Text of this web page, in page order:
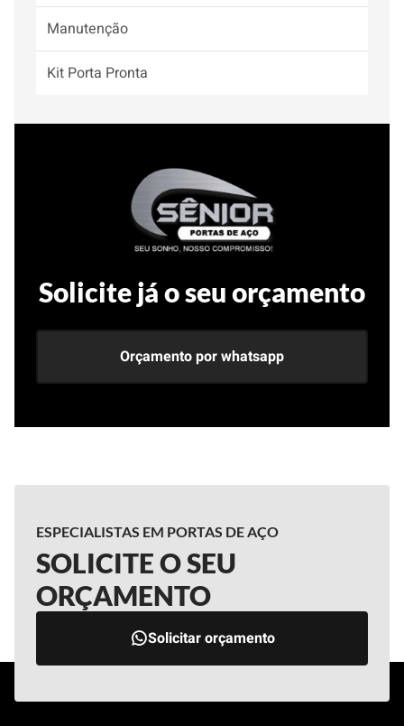
Manutenção
Kit Porta Pronta
Solicite já o seu orçamento
Orçamento por whatsapp
ESPECIALISTAS EM PORTAS DE AÇO
SOLICITE O SEU
ORÇAMENTO
Solicitar orçamento